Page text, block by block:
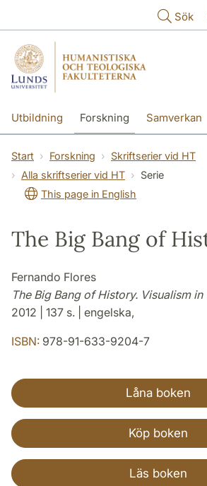
Sök
Utbildning Forskning Samverkan
Start Forskning
Skriftserier vid HT
Alla skriftserier vid HT
Serie
This page in English
The Big Bang of
Fernando Flores
The Big Bang of History. Visualism
2012 | 137 s. | engelska,
ISBN: 978-91-633-9204-7
Låna boken
Köp boken
Läs boken